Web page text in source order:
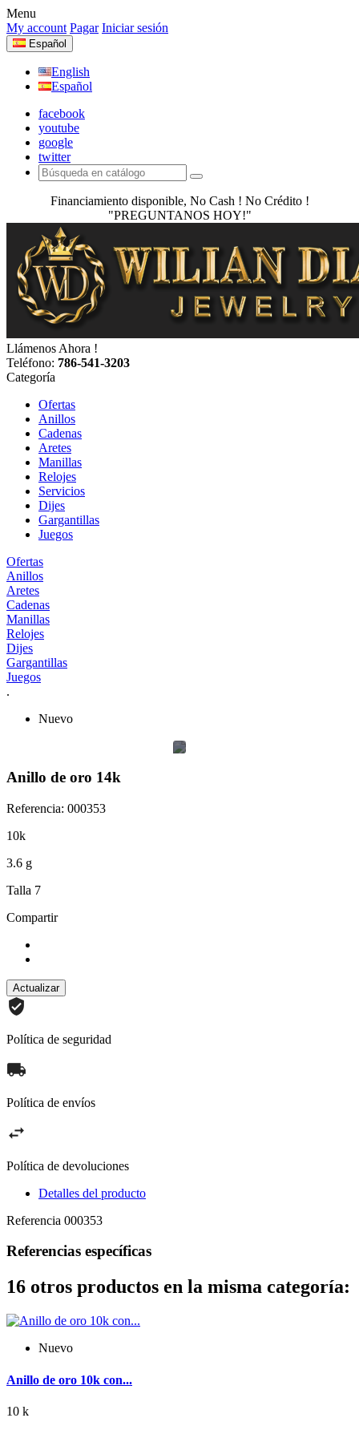
Menu
My account Pagar Iniciar sesión
Español
English
Español
facebook
youtube
google
twitter
Financiamiento disponible, No Cash ! No Crédito !
"PREGUNTANOS HOY!"
Llámenos Ahora !
Teléfono: 786-541-3203
Categoría
Ofertas
Anillos
Cadenas
Aretes
Manillas
Relojes
Servicios
Dijes
Gargantillas
Juegos
Ofertas
Anillos
Aretes
Cadenas
Manillas
Relojes
Dijes
Gargantillas
Juegos
.
Nuevo
Anillo de oro 14k
Referencia: 000353
10k
3.6 g
Talla 7
Compartir
Política de seguridad
Política de envíos
Política de devoluciones
Detalles del producto
Referencia 000353
Referencias específicas
16 otros productos en la misma categoría:
Nuevo
Anillo de oro 10k con...
10 k